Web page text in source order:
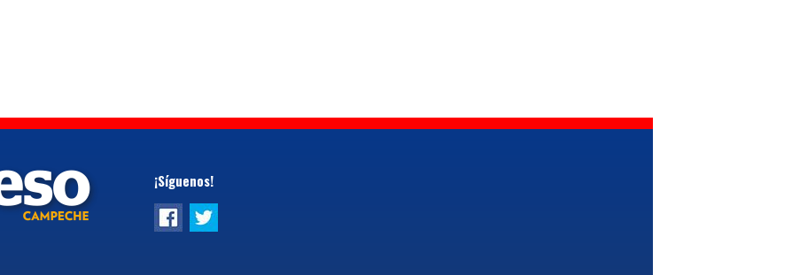
¡Síguenos!